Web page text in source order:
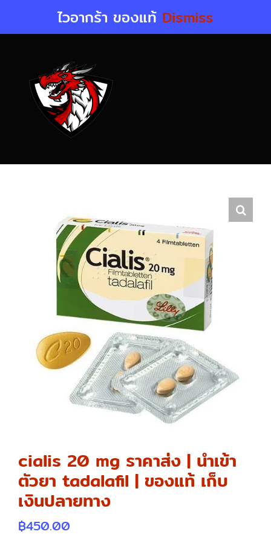
ไวอากร้า ของแท้ Dismiss
cialis 20 mg ราคาส่ง | นำเข้า
ตัวยา tadalafil | ของแท้ เก็บ
เงินปลายทาง
฿450.00